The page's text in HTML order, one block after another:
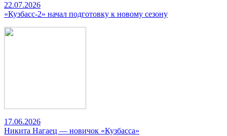
22.07.2026
«Кузбасс-2» начал подготовку к новому сезону
17.06.2026
Никита Нагаец — новичок «Кузбасса»